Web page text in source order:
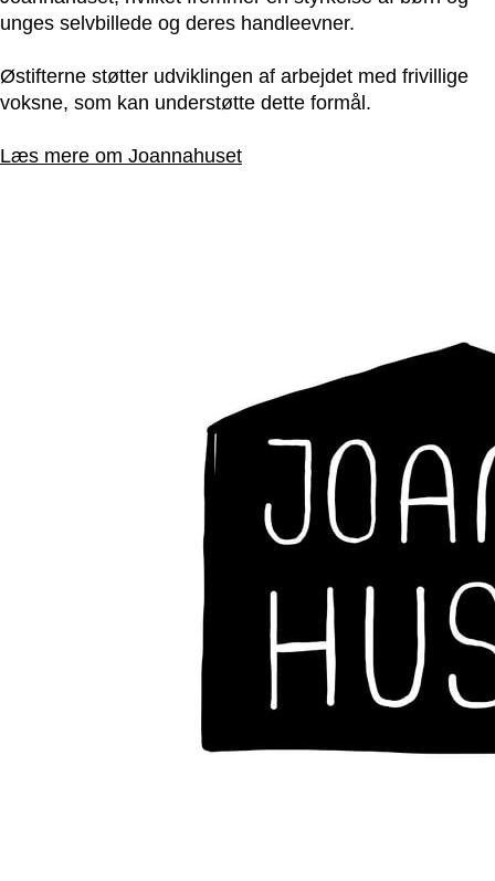
unges selvbillede og deres handleevner.
Østifterne støtter udviklingen af arbejdet med frivillige
voksne, som kan understøtte dette formål.
Læs mere om Joannahuset